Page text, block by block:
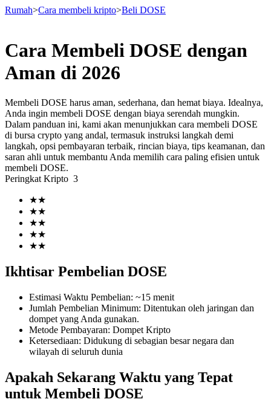
Berjangka
USDT Berjangka
Kontrak berjangka menggunakan USDT sebagai jaminannya
COIN-M Berjangka
Mata Uang Kripto Berjangka
TradFi
Rumah>Cara membeli kripto>Beli DOSE
Cara Membeli DOSE dengan
Aman di 2026
Membeli DOSE harus aman, sederhana, dan hemat biaya. Idealnya,
Anda ingin membeli DOSE dengan biaya serendah mungkin.
Dalam panduan ini, kami akan menunjukkan cara membeli DOSE
di bursa crypto yang andal, termasuk instruksi langkah demi
langkah, opsi pembayaran terbaik, rincian biaya, tips keamanan, dan
saran ahli untuk membantu Anda memilih cara paling efisien untuk
membeli DOSE.
Peringkat Kripto 3
★★
★★
★★
★★
★★
Ikhtisar Pembelian DOSE
Estimasi Waktu Pembelian: ~15 menit
Jumlah Pembelian Minimum: Ditentukan oleh jaringan dan
dompet yang Anda gunakan.
Metode Pembayaran: Dompet Kripto
Ketersediaan: Didukung di sebagian besar negara dan
wilayah di seluruh dunia
Apakah Sekarang Waktu yang Tepat
untuk Membeli DOSE